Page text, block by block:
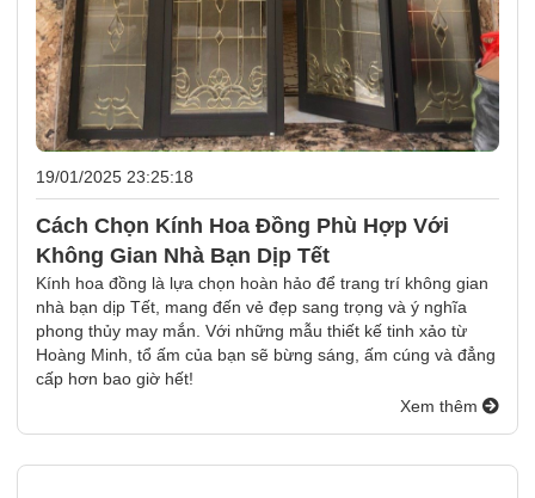
19/01/2025 23:25:18
Cách Chọn Kính Hoa Đồng Phù Hợp Với
Không Gian Nhà Bạn Dịp Tết
Kính hoa đồng là lựa chọn hoàn hảo để trang trí không gian
nhà bạn dịp Tết, mang đến vẻ đẹp sang trọng và ý nghĩa
phong thủy may mắn. Với những mẫu thiết kế tinh xảo từ
Hoàng Minh, tổ ấm của bạn sẽ bừng sáng, ấm cúng và đẳng
cấp hơn bao giờ hết!
Xem thêm